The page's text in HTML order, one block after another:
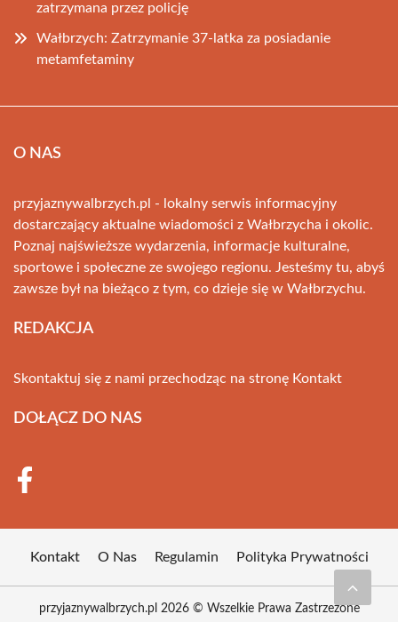
zatrzymana przez policję
Wałbrzych: Zatrzymanie 37-latka za posiadanie
metamfetaminy
O NAS
przyjaznywalbrzych.pl - lokalny serwis informacyjny
dostarczający aktualne wiadomości z Wałbrzycha i okolic.
Poznaj najświeższe wydarzenia, informacje kulturalne,
sportowe i społeczne ze swojego regionu. Jesteśmy tu, abyś
zawsze był na bieżąco z tym, co dzieje się w Wałbrzychu.
REDAKCJA
Skontaktuj się z nami przechodząc na stronę Kontakt
DOŁĄCZ DO NAS
Kontakt O Nas Regulamin Polityka Prywatności
przyjaznywalbrzych.pl 2026 © Wszelkie Prawa Zastrzeżone